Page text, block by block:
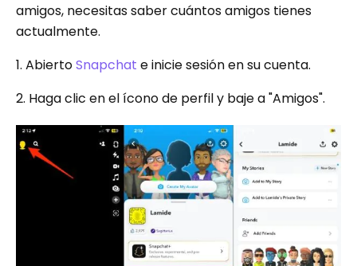
amigos, necesitas saber cuántos amigos tienes
actualmente.
1. AbiertoSnapchat e inicie sesión en su cuenta.
2. Haga clic en el ícono de perfil y baje a "Amigos".